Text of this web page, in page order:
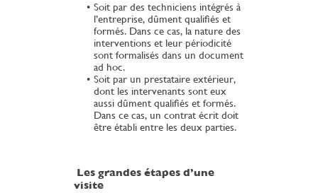
Soit par des techniciens intégrés à
l’entreprise, dûment qualifiés et
formés. Dans ce cas, la nature des
interventions et leur périodicité
sont formalisés dans un document
ad hoc.
Soit par un prestataire extérieur,
dont les intervenants sont eux
aussi dûment qualifiés et formés.
Dans ce cas, un contrat écrit doit
être établi entre les deux parties.
Les grandes étapes d’une
visite